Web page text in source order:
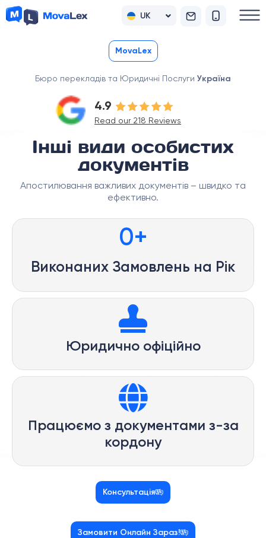
UK
RU
MovaLex
Бюро перекладів та Юридичні Послуги Україна
4.9
Read our 218 Reviews
Інші види особистих
документів
Апостилювання важливих документів – швидко та
ефективно.
Виконаних Замовлень на Рік
0+
Юридично офіційно
Працюємо з документами з-за
кордону
Консультація
Замовити Онлайн Зараз!